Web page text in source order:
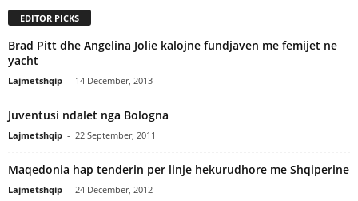
EDITOR PICKS
Brad Pitt dhe Angelina Jolie kalojne fundjaven me femijet ne
yacht
Lajmetshqip - 14 December, 2013
Juventusi ndalet nga Bologna
Lajmetshqip - 22 September, 2011
Maqedonia hap tenderin per linje hekurudhore me Shqiperine
Lajmetshqip - 24 December, 2012